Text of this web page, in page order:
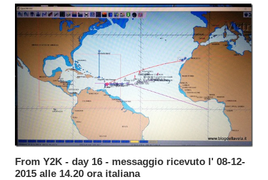
From Y2K - day 16 - messaggio ricevuto l' 08-12-
2015 alle 14.20 ora italiana